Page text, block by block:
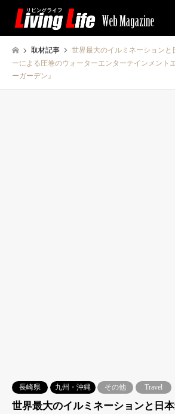
取材記事
世界最大のイルミネーションと
ーによる圧巻のウォーターエンターテインメント
ーガーデン』
長崎県 九州・沖縄 その他 Travel
世界最大のイルミネーションと日